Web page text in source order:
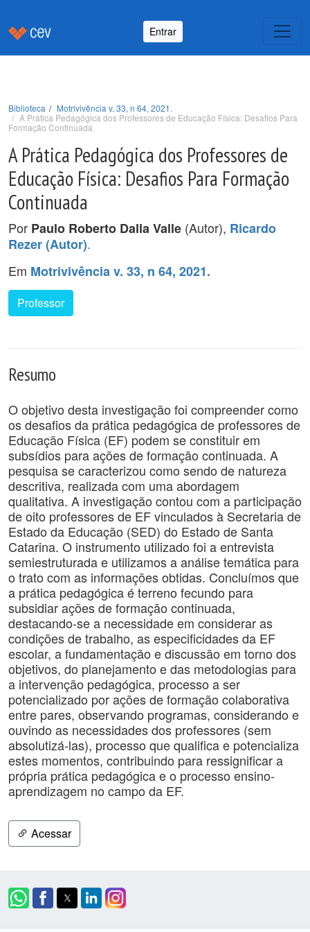
Entrar
Biblioteca
Motrivivência v. 33, n 64, 2021.
A Prática Pedagógica dos Professores de Educação Física: Desafios Para
Formação Continuada
A Prática Pedagógica dos Professores de
Educação Física: Desafios Para Formação
Continuada
Por Paulo Roberto Dalla Valle (Autor), Ricardo
Rezer (Autor).
Em Motrivivência v. 33, n 64, 2021.
Professor
Resumo
O objetivo desta investigação foi compreender como
os desafios da prática pedagógica de professores de
Educação Física (EF) podem se constituir em
subsídios para ações de formação continuada. A
pesquisa se caracterizou como sendo de natureza
descritiva, realizada com uma abordagem
qualitativa. A investigação contou com a participação
de oito professores de EF vinculados à Secretaria de
Estado da Educação (SED) do Estado de Santa
Catarina. O instrumento utilizado foi a entrevista
semiestruturada e utilizamos a análise temática para
o trato com as informações obtidas. Concluímos que
a prática pedagógica é terreno fecundo para
subsidiar ações de formação continuada,
destacando-se a necessidade em considerar as
condições de trabalho, as especificidades da EF
escolar, a fundamentação e discussão em torno dos
objetivos, do planejamento e das metodologias para
a intervenção pedagógica, processo a ser
potencializado por ações de formação colaborativa
entre pares, observando programas, considerando e
ouvindo as necessidades dos professores (sem
absolutizá-las), processo que qualifica e potencializa
estes momentos, contribuindo para ressignificar a
própria prática pedagógica e o processo ensino-
aprendizagem no campo da EF.
Acessar